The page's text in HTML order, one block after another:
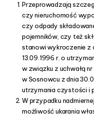
Przeprowadzają
czy nieruchomość
czy odpady
pojemników, czy też
stanowi wykroczenie z
13.09.1996 r. o
w związku z uchwałą
w Sosnowcu z dnia
utrzymania czystości i
W przypadku
możliwość ukarania